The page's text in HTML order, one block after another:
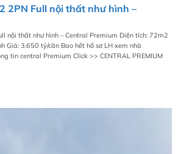
2PN Full nội thất như hình –
nội thất như hình – Central Premium Diện tích: 72m2
Giá: 3.650 tỷ/căn Bao hết hồ sơ LH xem nhà
tin central Premium Click >> CENTRAL PREMIUM